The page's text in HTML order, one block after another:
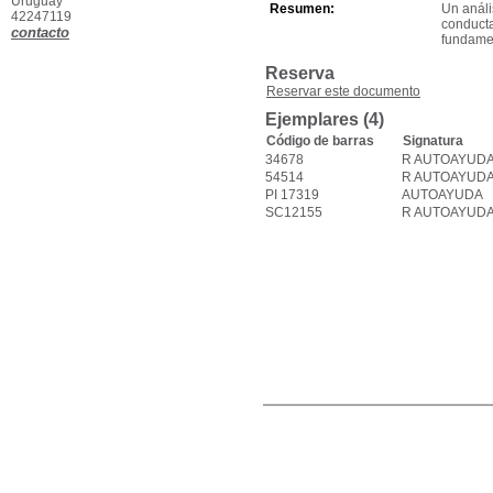
Resumen:
Un
Reserva
Reservar este documento
Ejemplares (4)
Código de barras
Signatura
34678
R
54514
R
PI 17319
AUTOAYUDA
SC12155
R
42247119
contacto